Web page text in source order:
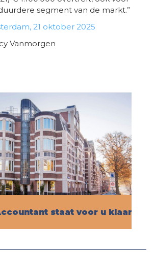
segment van de markt.”
21 oktober 2025
Vanmorgen
staat voor u klaar!